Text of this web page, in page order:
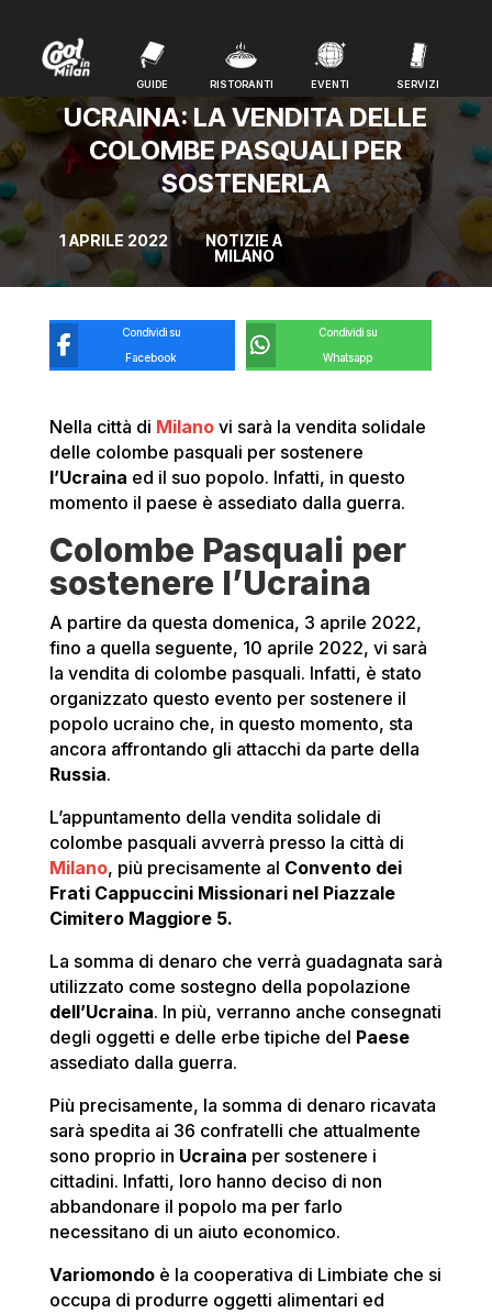
GUIDE RISTORANTI EVENTI SERVIZI
GUIDE RISTORANTI EVENTI SERVIZI
UCRAINA: LA VENDITA DELLE
COLOMBE PASQUALI PER
SOSTENERLA
1 APRILE 2022
NOTIZIE A
MILANO
Condividi su
Facebook
Condividi su
Whatsapp
Nella città di Milanovi sarà la vendita solidale
delle colombe pasquali per sostenere
l’Ucraina ed il suo popolo. Infatti, in questo
momento il paese è assediato dalla guerra.
Colombe Pasquali per
sostenere l’Ucraina
A partire da questa domenica, 3 aprile 2022,
fino a quella seguente, 10 aprile 2022, vi sarà
la vendita di colombe pasquali. Infatti, è stato
organizzato questo evento per sostenere il
popolo ucraino che, in questo momento, sta
ancora affrontando gli attacchi da parte della
Russia.
L’appuntamento della vendita solidale di
colombe pasquali avverrà presso la città di
Milano, più precisamente al Convento dei
Frati Cappuccini Missionari nel Piazzale
Cimitero Maggiore 5.
La somma di denaro che verrà guadagnata sarà
utilizzato come sostegno della popolazione
dell’Ucraina. In più, verranno anche consegnati
degli oggetti e delle erbe tipiche del Paese
assediato dalla guerra.
Più precisamente, la somma di denaro ricavata
sarà spedita ai 36 confratelli che attualmente
sono proprio in Ucraina per sostenere i
cittadini. Infatti, loro hanno deciso di non
abbandonare il popolo ma per farlo
necessitano di un aiuto economico.
Variomondoè la cooperativa di Limbiate che si
occupa di produrre oggetti alimentari ed